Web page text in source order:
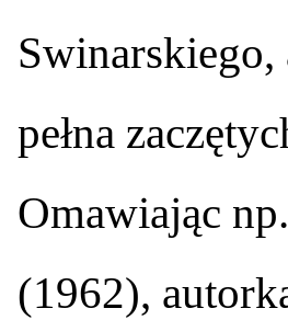
pełna
Omawiając
(1962),